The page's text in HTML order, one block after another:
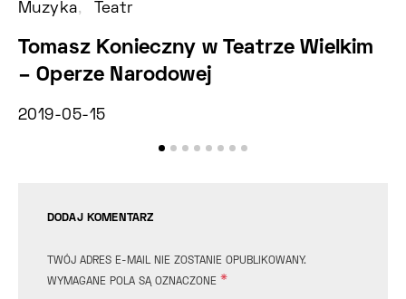
Muzyka Teatr
Tomasz Konieczny w Teatrze Wielkim
– Operze Narodowej
2019-05-15
DODAJ KOMENTARZ
TWÓJ ADRES E-MAIL NIE ZOSTANIE OPUBLIKOWANY.
WYMAGANE POLA SĄ OZNACZONE *